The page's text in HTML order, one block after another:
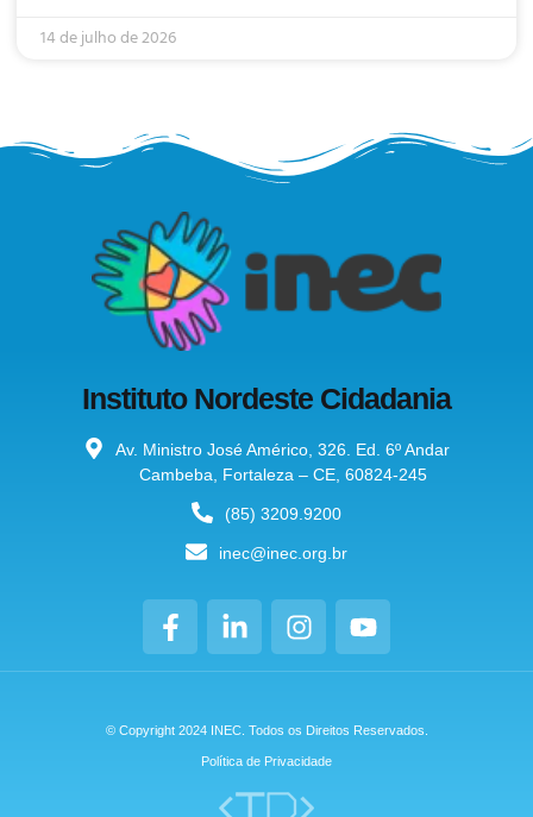
14 de julho de 2026
Instituto Nordeste Cidadania
Av. Ministro José Américo, 326. Ed. 6º Andar
Cambeba, Fortaleza – CE, 60824-245
(85) 3209.9200
inec@inec.org.br
© Copyright 2024 INEC. Todos os Direitos Reservados.
Política de Privacidade